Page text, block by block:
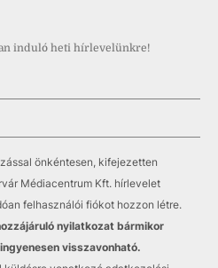
induló heti hírlevelünkre!
önkéntesen, kifejezetten
Médiacentrum Kft. hírlevelet
felhasználói fiókot hozzon létre.
nyilatkozat bármikor
visszavonható.